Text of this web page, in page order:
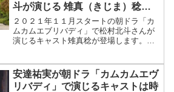
斗が演じる 雉真（きじま）稔と
は？
２０２１年１１月スタートの朝ドラ「カ
ムカムエブリバディ」で松村北斗さんが
演じるキャスト雉真稔が登場します。岡
「たちばな」に稔が客として訪れたのが
はじまりです。
安達祐実が朝ドラ「カムカムエヴ
リバディ」で演じるキャストは時